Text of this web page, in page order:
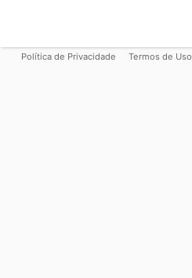
Política de Privacidade Termos de Uso